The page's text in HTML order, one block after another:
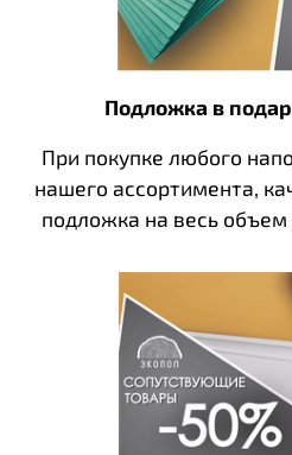
Подложка в
При покупке любого
нашего ассортимента,
подложка на весь